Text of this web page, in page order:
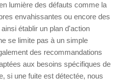
lumière des défauts comme la
envahissantes ou encore des
établir un plan d'action
se limite pas à un simple
des recommandations
aux besoins spécifiques de
si une fuite est détectée, nous